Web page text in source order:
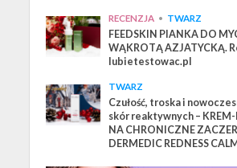
RECENZJA • TWARZ
FEEDSKIN PIANKA DO
WĄKROTĄ AZJATYCKĄ.
lubietestowac.pl
TWARZ
Czułość, troska i
skór reaktywnych –
NA CHRONICZNE
DERMEDIC REDNESS